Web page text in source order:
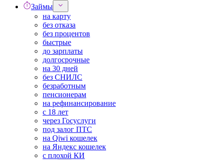
Займы
на карту
без отказа
без процентов
быстрые
до зарплаты
долгосрочные
на 30 дней
без СНИЛС
безработным
пенсионерам
на рефинансирование
с 18 лет
через Госуслуги
под залог ПТС
на Qiwi кошелек
на Яндекс кошелек
с плохой КИ